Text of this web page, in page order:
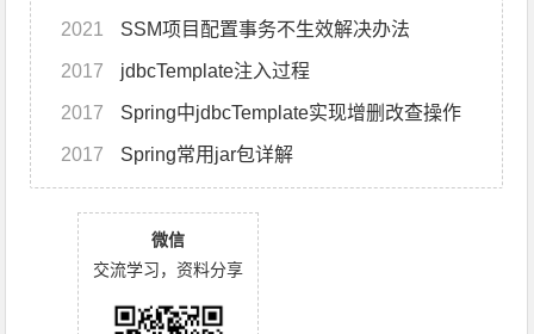
2021 SSM项目配置事务不生效解决办法
2017 jdbcTemplate注入过程
2017 Spring中jdbcTemplate实现增删改查操作
2017 Spring常用jar包详解
微信
交流学习，资料分享